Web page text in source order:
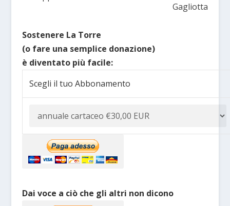
Gagliotta
Sostenere La Torre
(o fare una semplice donazione)
è diventato più facile:
Scegli il tuo Abbonamento
Dai voce a ciò che gli altri non dicono